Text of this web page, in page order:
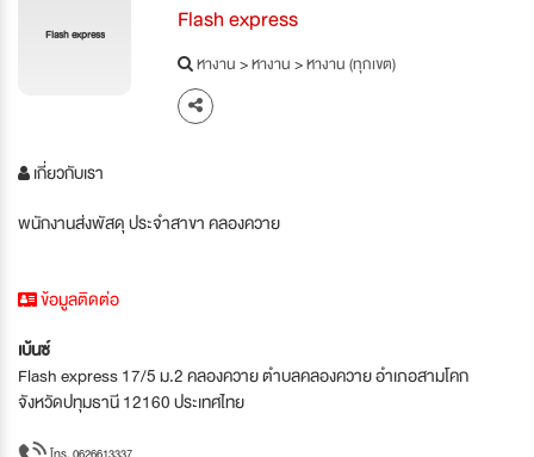
Flash express Flash express
หางาน>หางาน>หางาน (ทุกเขต)
เกี่ยวกับเรา
พนักงานส่งพัสดุ ประจำสาขา คลองควาย
ข้อมูลติดต่อ
เบ้นซ์
Flash express 17/5 ม.2 คลองควาย ตำบลคลองควาย อำเภอสามโคก
จังหวัดปทุมธานี 12160 ประเทศไทย